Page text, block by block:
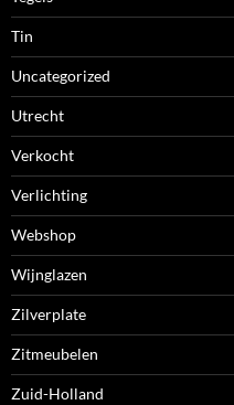
Tin
Uncategorized
Utrecht
Verkocht
Verlichting
Webshop
Wijnglazen
Zilverplate
Zitmeubelen
Zuid-Holland